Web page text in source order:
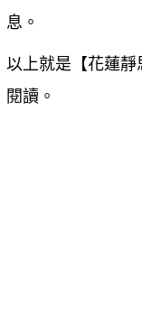
息。
以上就是【花蓮靜
閱讀。